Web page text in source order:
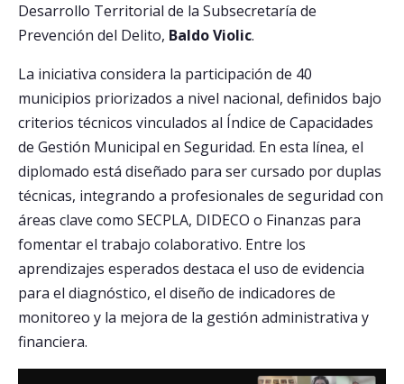
Desarrollo Territorial de la Subsecretaría de
Prevención del Delito, Baldo Violic.
La iniciativa considera la participación de 40
municipios priorizados a nivel nacional, definidos bajo
criterios técnicos vinculados al Índice de Capacidades
de Gestión Municipal en Seguridad. En esta línea, el
diplomado está diseñado para ser cursado por duplas
técnicas, integrando a profesionales de seguridad con
áreas clave como SECPLA, DIDECO o Finanzas para
fomentar el trabajo colaborativo. Entre los
aprendizajes esperados destaca el uso de evidencia
para el diagnóstico, el diseño de indicadores de
monitoreo y la mejora de la gestión administrativa y
financiera.